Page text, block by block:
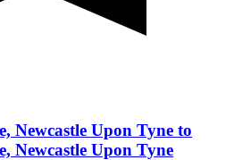
Newcastle Upon Tyne to
Newcastle Upon Tyne